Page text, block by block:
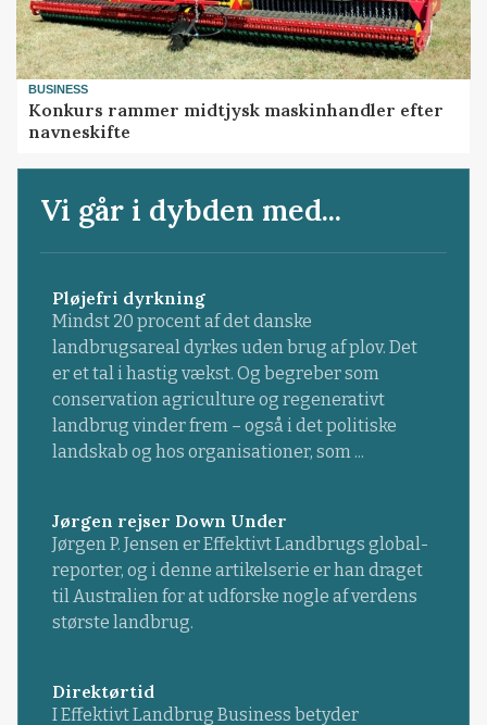
BUSINESS
Konkurs rammer midtjysk maskinhandler efter
navneskifte
Vi går i dybden med...
Pløjefri dyrkning
Mindst 20 procent af det danske
landbrugsareal dyrkes uden brug af plov. Det
er et tal i hastig vækst. Og begreber som
conservation agriculture og regenerativt
landbrug vinder frem – også i det politiske
landskab og hos organisationer, som ...
Jørgen rejser Down Under
Jørgen P. Jensen er Effektivt Landbrugs global-
reporter, og i denne artikelserie er han draget
til Australien for at udforske nogle af verdens
største landbrug.
Direktørtid
I Effektivt Landbrug Business betyder